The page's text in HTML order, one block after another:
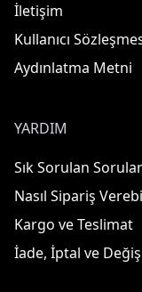
İletişim
Kullanıcı
Aydınlatma Metni
YARDIM
Sık Sorulan Sorular
Nasıl Sipariş
Kargo ve Teslimat
İade, İptal ve